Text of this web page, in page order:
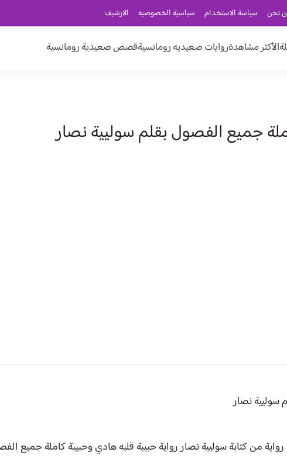
نحن سياسة الاستخدام سياسية الخصوصيه الارشيف
الأكثر مشاهدةروايات صعيديه رومانسيةقصص صعيدية رومانسية
جميع الفصول بقلم سوليية نصار
سوليية نصار
من كتابة سوليية نصار روايةحبيبة قلبه هادي وحبيبة كاملة جميع